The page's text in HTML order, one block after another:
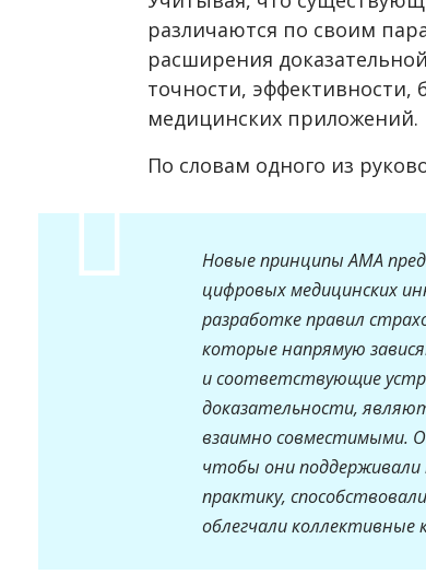
различаются по своим
расширения
точности,
медицинских приложений.
По словам одного из
Новые принципы АМА
цифровых медицинских
разработке правил
которые напрямую
и соответствующие
доказательности,
взаимно совместимыми.
чтобы они
практику,
облегчали коллективные